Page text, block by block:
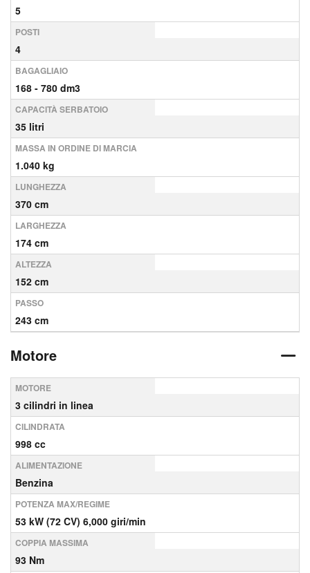
5
POSTI
4
BAGAGLIAIO
168 - 780 dm3
CAPACITÀ SERBATOIO
35 litri
MASSA IN ORDINE DI MARCIA
1.040 kg
LUNGHEZZA
370 cm
LARGHEZZA
174 cm
ALTEZZA
152 cm
PASSO
243 cm
Motore
MOTORE
3 cilindri in linea
CILINDRATA
998 cc
ALIMENTAZIONE
Benzina
POTENZA MAX/REGIME
53 kW (72 CV) 6,000 giri/min
COPPIA MASSIMA
93 Nm